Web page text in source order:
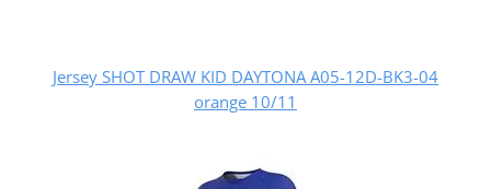
Jersey SHOT DRAW KID DAYTONA A05-12D-BK3-04
orange 10/11